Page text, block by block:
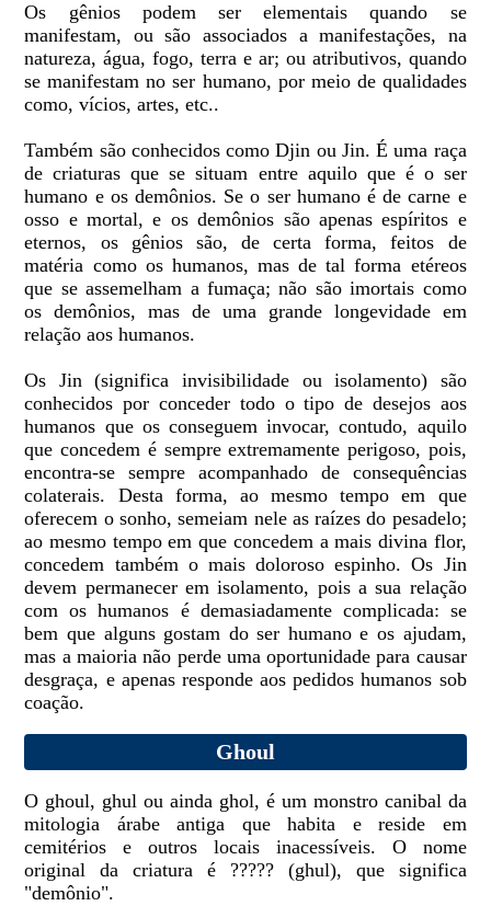
Os gênios podem ser elementais quando se
manifestam, ou são associados a manifestações, na
natureza, água, fogo, terra e ar; ou atributivos, quando
se manifestam no ser humano, por meio de qualidades
como, vícios, artes, etc..
Também são conhecidos como Djin ou Jin. É uma raça
de criaturas que se situam entre aquilo que é o ser
humano e os demônios. Se o ser humano é de carne e
osso e mortal, e os demônios são apenas espíritos e
eternos, os gênios são, de certa forma, feitos de
matéria como os humanos, mas de tal forma etéreos
que se assemelham a fumaça; não são imortais como
os demônios, mas de uma grande longevidade em
relação aos humanos.
Os Jin (significa invisibilidade ou isolamento) são
conhecidos por conceder todo o tipo de desejos aos
humanos que os conseguem invocar, contudo, aquilo
que concedem é sempre extremamente perigoso, pois,
encontra-se sempre acompanhado de consequências
colaterais. Desta forma, ao mesmo tempo em que
oferecem o sonho, semeiam nele as raízes do pesadelo;
ao mesmo tempo em que concedem a mais divina flor,
concedem também o mais doloroso espinho. Os Jin
devem permanecer em isolamento, pois a sua relação
com os humanos é demasiadamente complicada: se
bem que alguns gostam do ser humano e os ajudam,
mas a maioria não perde uma oportunidade para causar
desgraça, e apenas responde aos pedidos humanos sob
coação.
Ghoul
O ghoul, ghul ou ainda ghol, é um monstro canibal da
mitologia árabe antiga que habita e reside em
cemitérios e outros locais inacessíveis. O nome
original da criatura é ????? (ghul), que significa
"demônio".